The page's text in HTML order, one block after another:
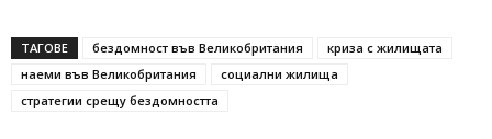
ТАГОВЕ бездомност във Великобритания
криза с жилищата
наеми във Великобритания
социални жилища
стратегии срещу бездомността